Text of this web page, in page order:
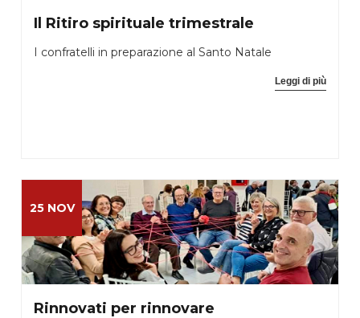
Il Ritiro spirituale trimestrale
I confratelli in preparazione al Santo Natale
Leggi di più
25 NOV
Rinnovati per rinnovare